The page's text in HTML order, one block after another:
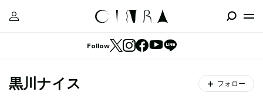
Follow
黒川ナイス フォロー